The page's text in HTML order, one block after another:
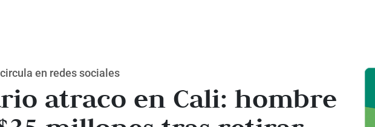
en redes sociales
atraco en Cali: hombre